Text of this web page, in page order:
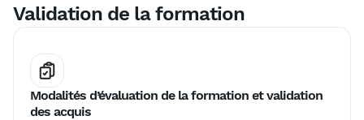
Validation de la formation
Modalités d’évaluation de la formation et validation
des acquis